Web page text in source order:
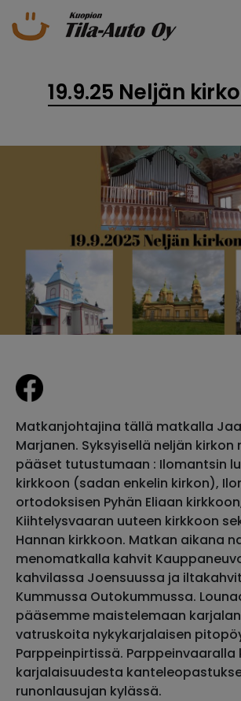
19.9.25 Neljän
Matkanjohtajina tällä matkalla
Marjanen. Syksyisellä neljän
pääset tutustumaan : Ilomantsin
kirkkoon (sadan enkelin kirkon),
ortodoksisen Pyhän Eliaan
Kiihtelysvaaran uuteen kirkkoon
Hannan kirkkoon. Matkan aikana
menomatkalla kahvit
kahvilassa Joensuussa ja
Kummussa Outokummussa.
pääsemme maistelemaan
vatruskoita nykykarjalaisen
Parppeinpirtissä. Parppeinvaaralla
karjalaisuudesta
runonlausujan kylässä.